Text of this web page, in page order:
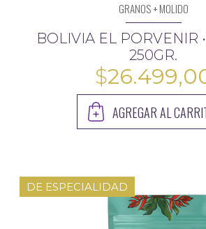
GRANOS + MOLIDO
BOLIVIA EL PORVENIR
250GR.
$
AGREGAR AL
DE ESPECIALIDAD